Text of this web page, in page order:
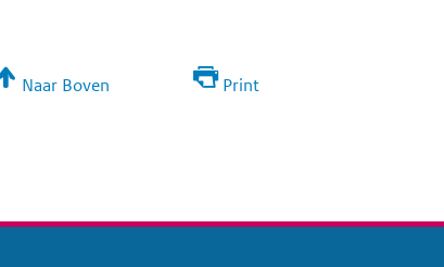
Naar Boven Print